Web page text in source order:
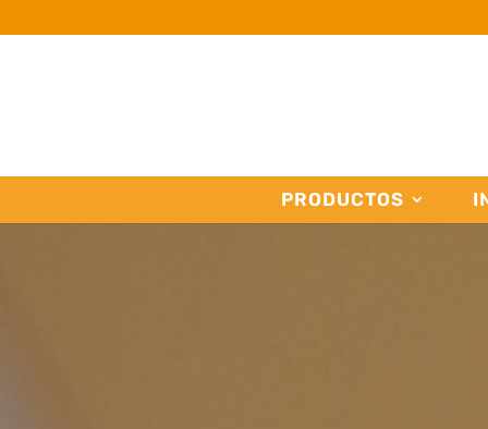
PRODUCTOS